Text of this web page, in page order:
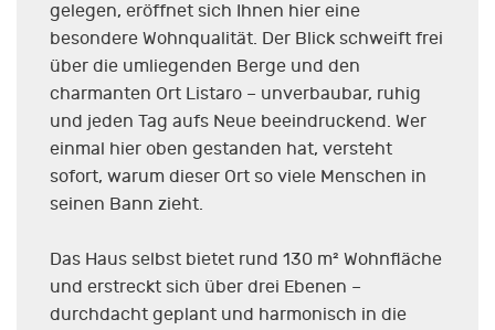
gelegen, eröffnet sich Ihnen hier eine
besondere Wohnqualität. Der Blick schweift frei
über die umliegenden Berge und den
charmanten Ort Listaro – unverbaubar, ruhig
und jeden Tag aufs Neue beeindruckend. Wer
einmal hier oben gestanden hat, versteht
sofort, warum dieser Ort so viele Menschen in
seinen Bann zieht.
Das Haus selbst bietet rund 130 m² Wohnfläche
und erstreckt sich über drei Ebenen –
durchdacht geplant und harmonisch in die